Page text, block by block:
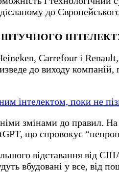
до
Carrefour і
до виходу компаній,
інтелектом, поки не
змінами до правил.
що спровокує
відставання від
вбудовані у все, від